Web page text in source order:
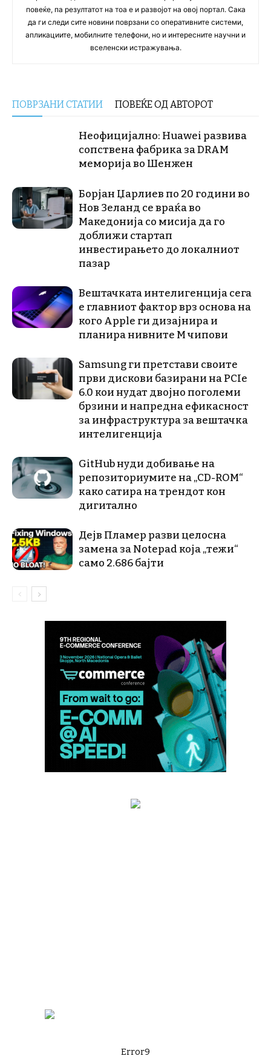
повеќе, па резултатот на тоа е и развојот на овој портал. Сака
да ги следи сите новини поврзани со оперативните системи,
апликациите, мобилните телефони, но и интересните научни и
вселенски истражувања.
ПОВРЗАНИ СТАТИИ ПОВЕЌЕ ОД АВТОРОТ
Неофицијално: Huawei развива
сопствена фабрика за DRAM
меморија во Шенжен
Борјан Џарлиев по 20 години во
Нов Зеланд се враќа во
Македонија со мисија да го
доближи стартап
инвестирањето до локалниот
пазар
Вештачката интелигенција сега
е главниот фактор врз основа на
кого Apple ги дизајнира и
планира нивните М чипови
Samsung ги претстави своите
први дискови базирани на PCIe
6.0 кои нудат двојно поголеми
брзини и напредна ефикасност
за инфраструктура за вештачка
интелигенција
GitHub нуди добивање на
репозиториумите на „CD-ROM“
како сатира на трендот кон
дигитално
Дејв Пламер разви целосна
замена за Notepad која „тежи“
само 2.686 бајти
Error9